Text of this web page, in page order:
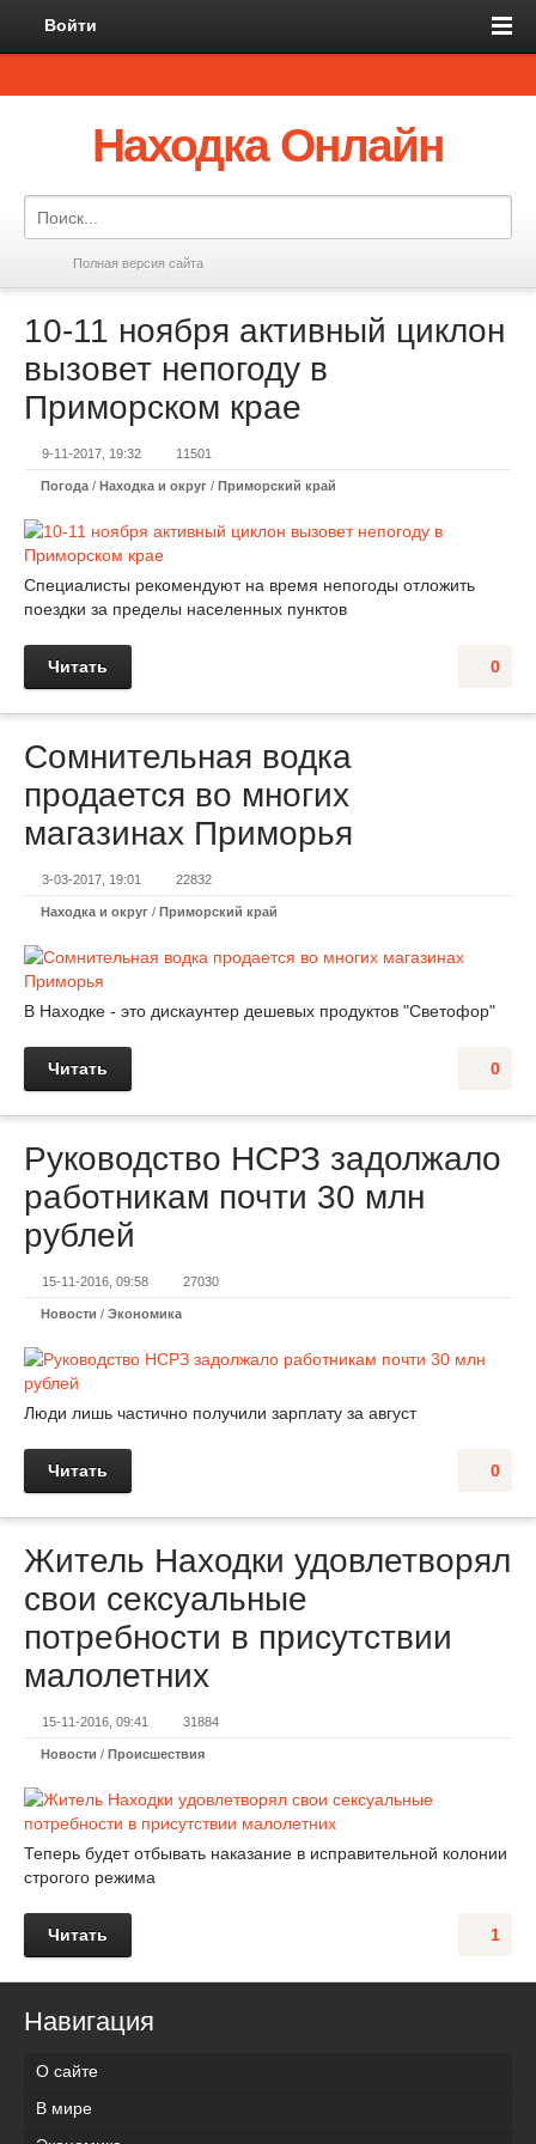
Войти
Находка Онлайн
Полная версия сайта
10-11 ноября активный циклон
вызовет непогоду в
Приморском крае
9-11-2017, 19:32 11501
Погода / Находка и округ / Приморский край
Специалисты рекомендуют на время непогоды отложить
поездки за пределы населенных пунктов
0
Читать
Сомнительная водка
продается во многих
магазинах Приморья
3-03-2017, 19:01 22832
Находка и округ / Приморский край
В Находке - это дискаунтер дешевых продуктов "Светофор"
0
Читать
Руководство НСРЗ задолжало
работникам почти 30 млн
рублей
15-11-2016, 09:58 27030
Новости / Экономика
Люди лишь частично получили зарплату за август
0
Читать
Житель Находки удовлетворял
свои сексуальные
потребности в присутствии
малолетних
15-11-2016, 09:41 31884
Новости / Происшествия
Теперь будет отбывать наказание в исправительной колонии
строгого режима
1
Читать
Навигация
О сайте
В мире